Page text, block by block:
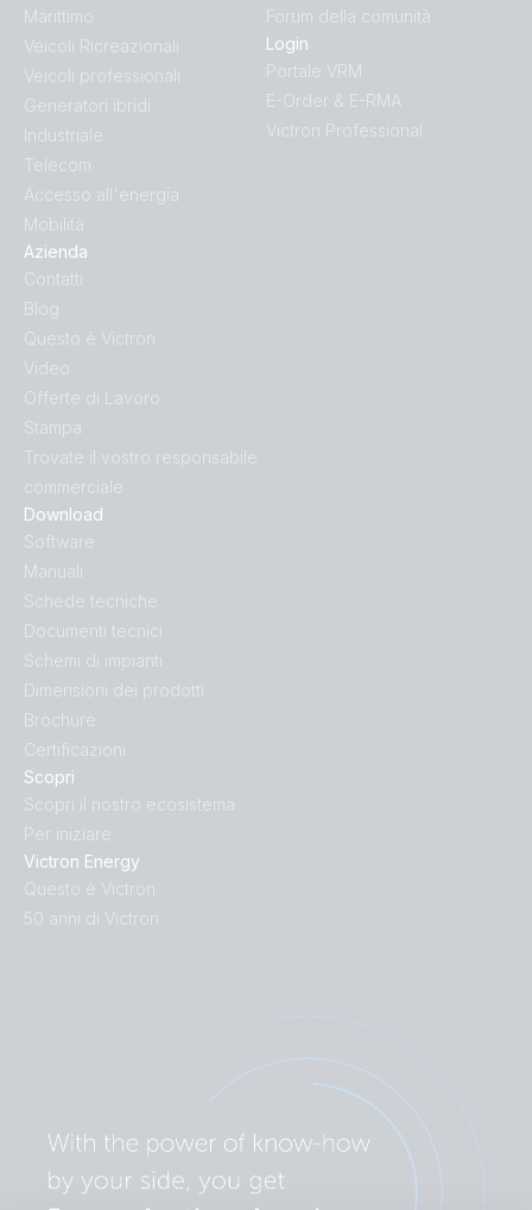
Scopri
Scopri il nostro ecosistema
Per iniziare
Victron Energy
Questo è Victron
50 anni di Victron
Download
Software
Manuali
Schede tecniche
Documenti tecnici
Schemi di impianti
Dimensioni dei prodotti
Brochure
Certificazioni
Marittimo
Veicoli Ricreazionali
Veicoli professionali
Generatori ibridi
Industriale
Telecom
Accesso all'energia
Mobilità
Azienda
Contatti
Blog
Questo è Victron
Video
Offerte di Lavoro
Stampa
Trovate il vostro responsabile
commerciale
Forum della comunità
Login
Portale VRM
E-Order & E-RMA
Victron Professional